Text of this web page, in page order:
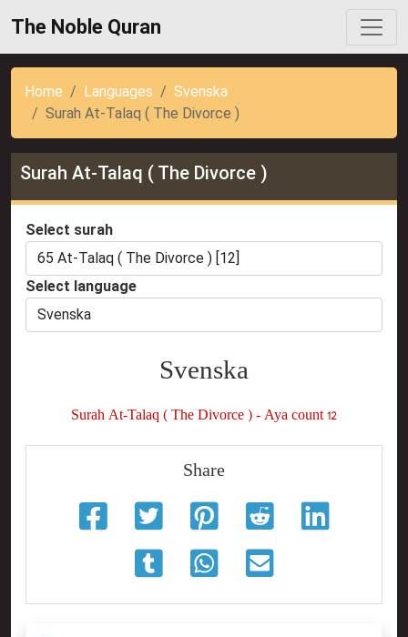
The Noble Quran
Home Languages
Svenska
Surah At-Talaq ( The Divorce )
Surah At-Talaq ( The Divorce )
Select surah
Select language
Svenska
Surah At-Talaq ( The Divorce ) - Aya count 12
Share